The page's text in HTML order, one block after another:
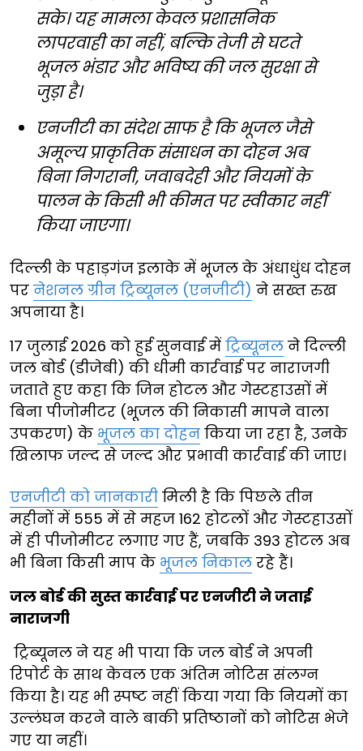
सके। यह मामला केवल प्रशासनिक
लापरवाही का नहीं, बल्कि तेजी से घटते
भूजल भंडार और भविष्य की जल सुरक्षा से
जुड़ा है।
एनजीटी का संदेश साफ है कि भूजल जैसे
अमूल्य प्राकृतिक संसाधन का दोहन अब
बिना निगरानी, जवाबदेही और नियमों के
पालन के किसी भी कीमत पर स्वीकार नहीं
किया जाएगा।
दिल्ली के पहाड़गंज इलाके में भूजल के अंधाधुंध दोहन
पर नेशनल ग्रीन ट्रिब्यूनल (एनजीटी) ने सख्त रुख
अपनाया है।
17 जुलाई 2026 को हुई सुनवाई में ट्रिब्यूनल ने दिल्ली
जल बोर्ड (डीजेबी) की धीमी कार्रवाई पर नाराजगी
जताते हुए कहा कि जिन होटल और गेस्टहाउसों में
बिना पीजोमीटर (भूजल की निकासी मापने वाला
उपकरण) के भूजल का दोहन किया जा रहा है, उनके
खिलाफ जल्द से जल्द और प्रभावी कार्रवाई की जाए।
एनजीटी को जानकारी मिली है कि पिछले तीन
महीनों में 555 में से महज 162 होटलों और गेस्टहाउसों
में ही पीजोमीटर लगाए गए हैं, जबकि 393 होटल अब
भी बिना किसी माप के भूजल निकाल रहे हैं।
जल बोर्ड की सुस्त कार्रवाई पर एनजीटी ने जताई
नाराजगी
ट्रिब्यूनल ने यह भी पाया कि जल बोर्ड ने अपनी
रिपोर्ट के साथ केवल एक अंतिम नोटिस संलग्न
किया है। यह भी स्पष्ट नहीं किया गया कि नियमों का
उल्लंघन करने वाले बाकी प्रतिष्ठानों को नोटिस भेजे
गए या नहीं।